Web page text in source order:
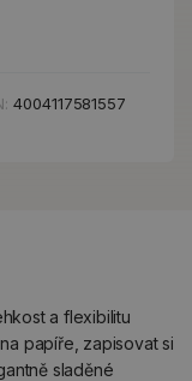
4004117581557
a flexibilitu
papíře, zapisovat si
sladěné